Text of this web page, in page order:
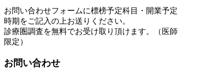
お問い合わせフォームに標榜予定科目・開業予定
時期をご記入の上お送りください。
診療圏調査を無料でお受け取り頂けます。（医師
限定）
お問い合わせ